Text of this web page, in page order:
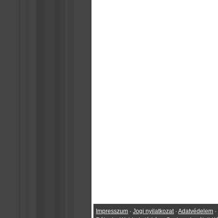
Impresszum ·Jogi nyilatkozat ·Adatvédelem ·